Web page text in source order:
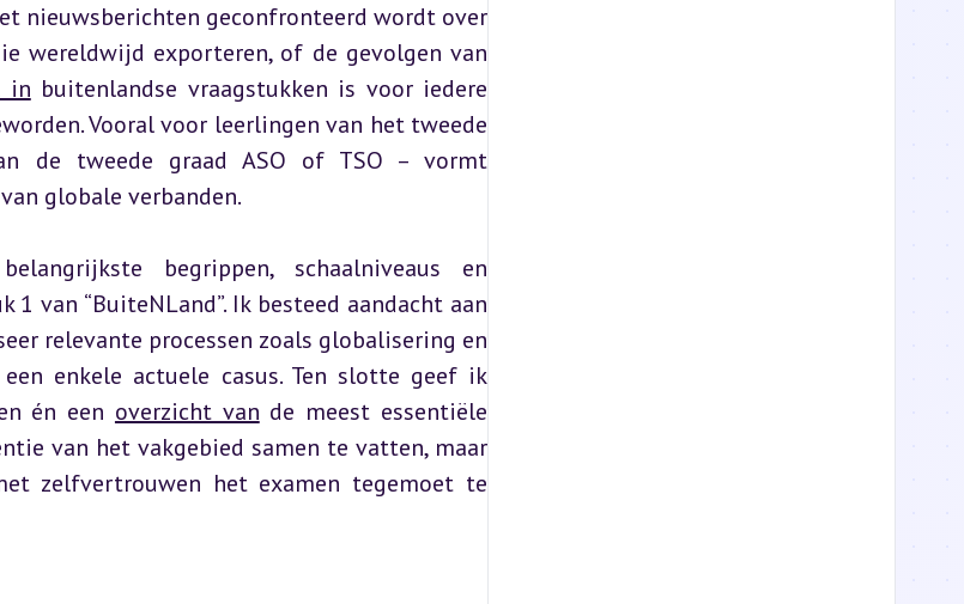
nieuwsberichten geconfronteerd wordt over
wereldwijd exporteren, of de gevolgen van
in buitenlandse vraagstukken is voor iedere
Vooral voor leerlingen van het tweede
de tweede graad ASO of TSO – vormt
globale verbanden.
begrippen, schaalniveaus en
van “BuiteNLand”. Ik besteed aandacht aan
relevante processen zoals globalisering en
enkele actuele casus. Ten slotte geef ik
én een overzicht van de meest essentiële
van het vakgebied samen te vatten, maar
zelfvertrouwen het examen tegemoet te